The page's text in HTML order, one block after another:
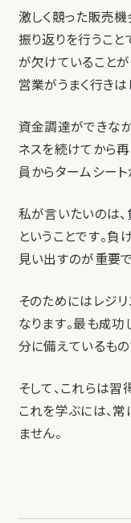
激しく競った販売
振り返りを行うこ
が欠けていることが
営業がうまく行きは
資金調達ができな
ネスを続けてから
員からタームシート
私が言いたいのは
ということです。
見い出すのが重要で
そのためにはレジ
なります。最も成
分に備えているもの
そして、これらは習
これを学ぶには、
ません。